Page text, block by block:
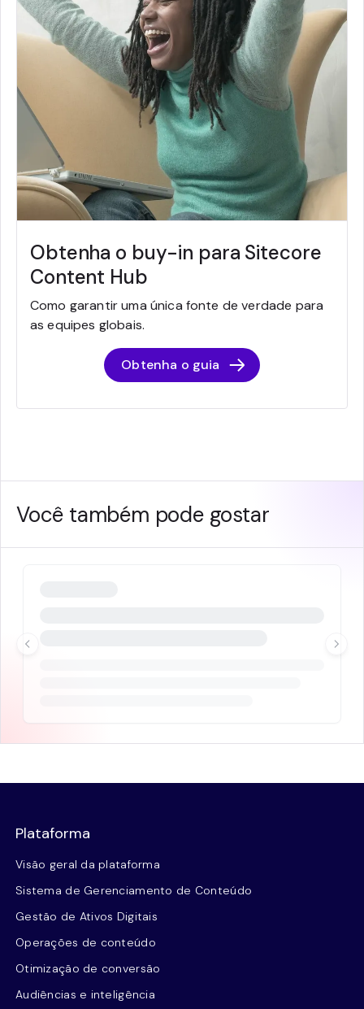
Obtenha o buy-in para Sitecore
Content Hub
Como garantir uma única fonte de verdade para
as equipes globais.
Obtenha o guia
Você também pode gostar
Plataforma
Visão geral da plataforma
Sistema de Gerenciamento de Conteúdo
Gestão de Ativos Digitais
Operações de conteúdo
Otimização de conversão
Audiências e inteligência